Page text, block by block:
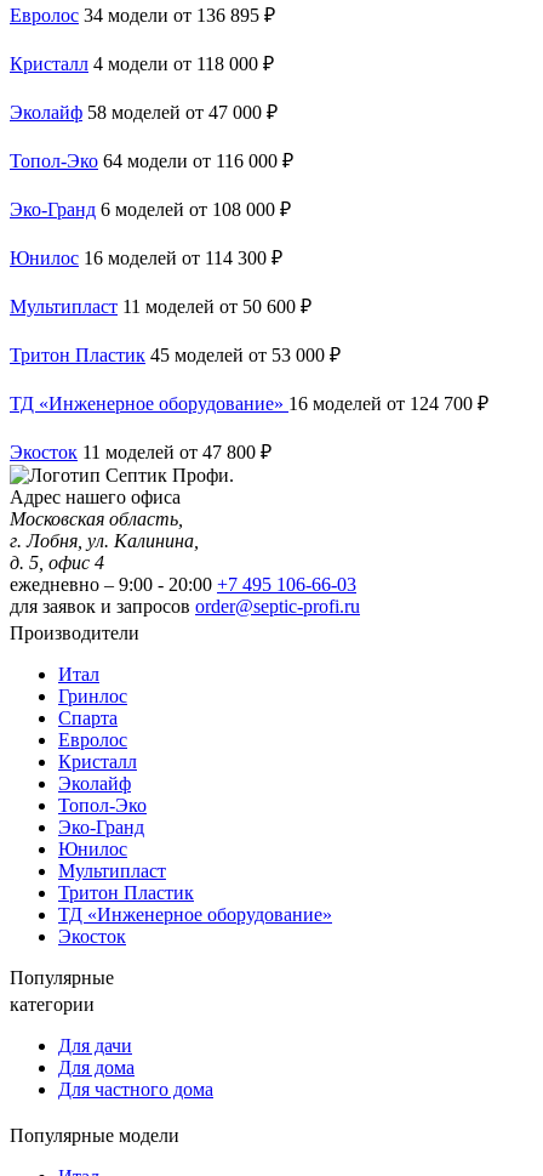
Евролос 34 модели от 136 895 ₽
Кристалл 4 модели от 118 000 ₽
Эколайф 58 моделей от 47 000 ₽
Топол-Эко 64 модели от 116 000 ₽
Эко-Гранд 6 моделей от 108 000 ₽
Юнилос 16 моделей от 114 300 ₽
Мультипласт 11 моделей от 50 600 ₽
Тритон Пластик 45 моделей от 53 000 ₽
ТД «Инженерное оборудование» 16 моделей от 124 700 ₽
Экосток 11 моделей от 47 800 ₽
Адрес нашего офиса
Московская область,
г. Лобня, ул. Калинина,
д. 5, офис 4
ежедневно – 9:00 - 20:00 +7 495 106-66-03
для заявок и запросов order@septic-profi.ru
Производители
Итал
Гринлос
Спарта
Евролос
Кристалл
Эколайф
Топол-Эко
Эко-Гранд
Юнилос
Мультипласт
Тритон Пластик
ТД «Инженерное оборудование»
Экосток
Популярные
категории
Для дачи
Для дома
Для частного дома
Популярные модели